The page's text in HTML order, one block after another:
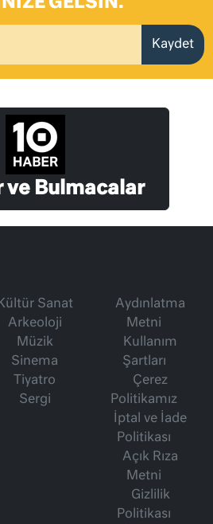
Kaydet
ve Bulmacalar
Kültür Sanat
Arkeoloji
Müzik
Sinema
Tiyatro
Sergi
Aydınlatma
Metni
Kullanım
Şartları
Çerez
Politikamız
İptal ve İade
Politikası
Açık Rıza
Metni
Gizlilik
Politikası